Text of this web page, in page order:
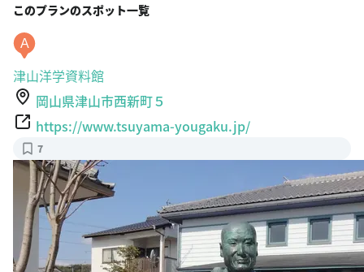
このプランのスポット一覧
A
津山洋学資料館
岡山県津山市西新町５
https://www.tsuyama-yougaku.jp/
7